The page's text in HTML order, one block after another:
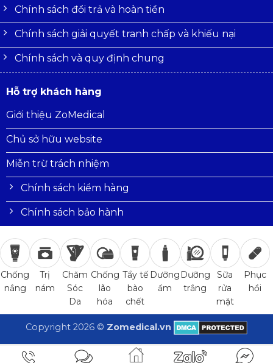
Chính sách đổi trả và hoàn tiền
Chính sách giải quyết tranh chấp và khiếu nại
Chính sách và quy định chung
Hỗ trợ khách hàng
Giới thiệu ZoMedical
Chủ sở hữu website
Miễn trừ trách nhiệm
Chính sách kiểm hàng
Chính sách bảo hành
Chống
nắng
Trị
nám
Chăm
Sóc
Da
Chống
lão
hóa
Tẩy tế
bào
chết
Dưỡng
ẩm
Dưỡng
trắng
Sữa
rửa
mặt
Phục
hồi
Copyright 2026 © Zomedical.vn